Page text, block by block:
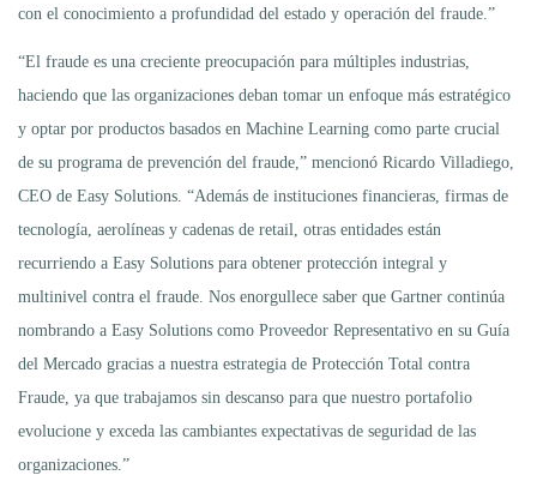
con el conocimiento a profundidad del estado y operación del fraude.”
“El fraude es una creciente preocupación para múltiples industrias,
haciendo que las organizaciones deban tomar un enfoque más estratégico
y optar por productos basados en Machine Learning como parte crucial
de su programa de prevención del fraude,” mencionó Ricardo Villadiego,
CEO de Easy Solutions. “Además de instituciones financieras, firmas de
tecnología, aerolíneas y cadenas de retail, otras entidades están
recurriendo a Easy Solutions para obtener protección integral y
multinivel contra el fraude. Nos enorgullece saber que Gartner continúa
nombrando a Easy Solutions como Proveedor Representativo en su Guía
del Mercado gracias a nuestra estrategia de Protección Total contra
Fraude, ya que trabajamos sin descanso para que nuestro portafolio
evolucione y exceda las cambiantes expectativas de seguridad de las
organizaciones.”